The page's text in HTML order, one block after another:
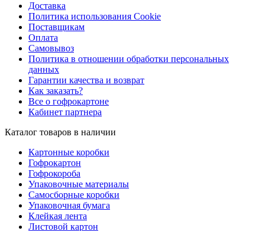
Доставка
Политика использования Cookie
Поставщикам
Оплата
Самовывоз
Политика в отношении обработки персональных
данных
Гарантии качества и возврат
Как заказать?
Все о гофрокартоне
Кабинет партнера
Каталог товаров в наличии
Картонные коробки
Гофрокартон
Гофрокороба
Упаковочные материалы
Самосборные коробки
Упаковочная бумага
Клейкая лента
Листовой картон